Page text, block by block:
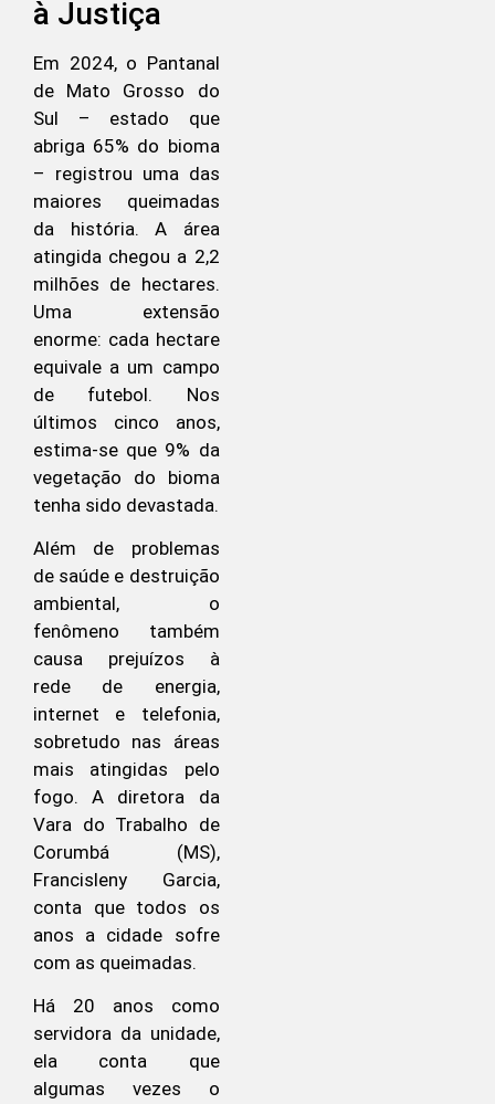
à Justiça
Em 2024, o Pantanal
de Mato Grosso do
Sul – estado que
abriga 65% do bioma
– registrou uma das
maiores queimadas
da história. A área
atingida chegou a 2,2
milhões de hectares.
Uma extensão
enorme: cada hectare
equivale a um campo
de futebol. Nos
últimos cinco anos,
estima-se que 9% da
vegetação do bioma
tenha sido devastada.
Além de problemas
de saúde e destruição
ambiental, o
fenômeno também
causa prejuízos à
rede de energia,
internet e telefonia,
sobretudo nas áreas
mais atingidas pelo
fogo. A diretora da
Vara do Trabalho de
Corumbá (MS),
Francisleny Garcia,
conta que todos os
anos a cidade sofre
com as queimadas.
Há 20 anos como
servidora da unidade,
ela conta que
algumas vezes o